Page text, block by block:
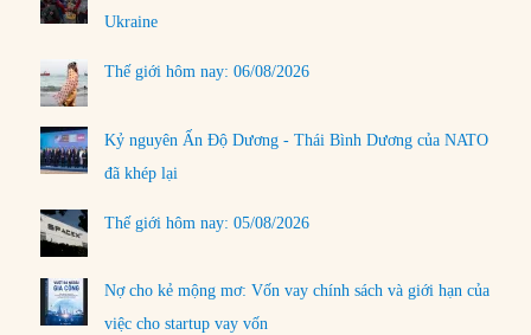
Ukraine
Thế giới hôm nay: 06/08/2026
Kỷ nguyên Ấn Độ Dương - Thái Bình Dương của NATO
đã khép lại
Thế giới hôm nay: 05/08/2026
Nợ cho kẻ mộng mơ: Vốn vay chính sách và giới hạn của
việc cho startup vay vốn